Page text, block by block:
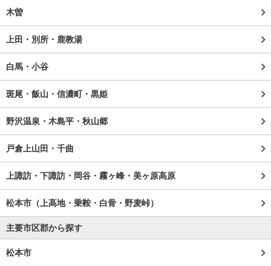
木曽
上田・別所・鹿教湯
白馬・小谷
斑尾・飯山・信濃町・黒姫
野沢温泉・木島平・秋山郷
戸倉上山田・千曲
上諏訪・下諏訪・岡谷・霧ヶ峰・美ヶ原高原
松本市（上高地・乗鞍・白骨・野麦峠）
主要市区郡から探す
松本市